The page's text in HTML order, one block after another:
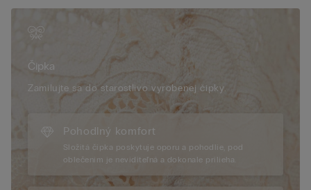
vytvára tak ženský a zmyselný štýl.
Čipka
Zamilujte sa do starostlivo vyrobenej čipky.
Pohodlný komfort
Složitá čipka poskytuje oporu a pohodlie, pod
oblečením je neviditeľná a dokonale prilieha.